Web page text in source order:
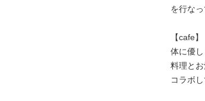
を行なっ
【cafe】
体に優
料理とお
コラボ